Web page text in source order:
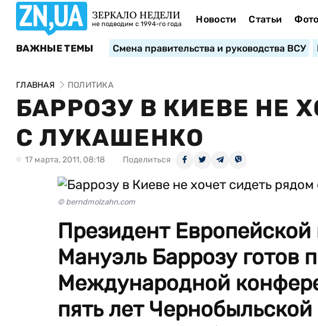
ЗЕРКАЛО НЕДЕЛИ
не подводим с 1994-го года Новости Статьи
ВАЖНЫЕ ТЕМЫ Смена правительства и руководства ВСУ
ГЛАВНАЯ ПОЛИТИКА
БАРРОЗУ В КИЕВЕ НЕ
С ЛУКАШЕНКО
17 марта, 2011, 08:18 Поделиться
© berndmolzahn.com
Президент
Мануэль Баррозу готов
Международной
пять лет